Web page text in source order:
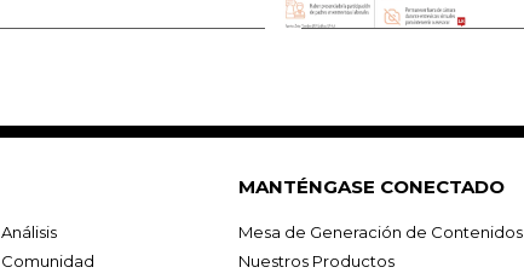
Análisis
Comunidad
MANTÉNGASE CONECTADO
Mesa de Generación de Contenidos
Nuestros Productos